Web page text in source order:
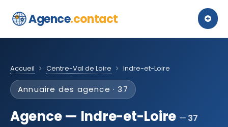
Agence.contact
Accueil Centre-Val de Loire Indre-et-Loire
Annuaire des agence · 37
Agence — Indre-et-Loire
37